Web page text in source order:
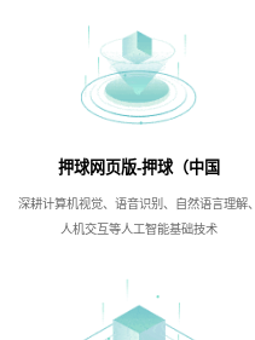
押球网页版-押球（中国
深耕计算机视觉、语音识别、自然语言理解、
人机交互等人工智能基础技术